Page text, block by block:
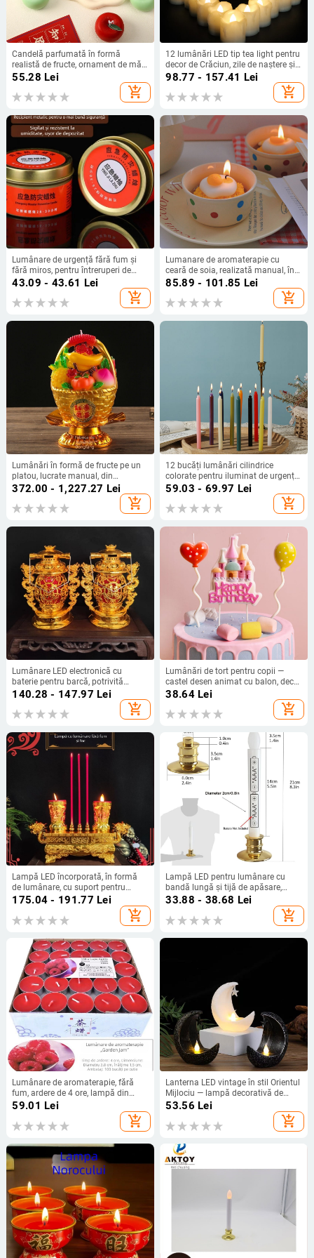
Candelă parfumată în formă
realistă de fructe, ornament de măr
roșu, cadou pentru ziua de naștere
55.28 Lei
add_shopping_cart
12 lumânări LED tip tea light pentru
decor de Crăciun, zile de naștere și
nuntă (din plastic, baterie CR2450)
98.77 - 157.41 Lei
add_shopping_cart
Lumânare de urgență fără fum și
fără miros, pentru întreruperi de
curent, durată îndelungată, uz
43.09 - 43.61 Lei
add_shopping_cart
Lumanare de aromaterapie cu
ceară de soia, realizată manual, în
formă de floare, cadou cu temă
tăiței de ou pentru ziua de naștere
85.89 - 101.85 Lei
add_shopping_cart
Lumânări în formă de fructe pe un
platou, lucrate manual, din
parafină, lumânări religioase
372.00 - 1,227.27 Lei
add_shopping_cart
12 bucăți lumânări cilindrice
colorate pentru iluminat de urgență
acasă în timpul întreruperilor de
59.03 - 69.97 Lei
add_shopping_cart
Lumânare LED electronică cu
baterie pentru barcă, potrivită
pentru casa nouă și nunți, lanternă
lanternă pentru cal, durabilă
140.28 - 147.97 Lei
add_shopping_cart
Lumânări de tort pentru copii —
castel desen animat cu balon, decor
pentru petrecere
38.64Lei
add_shopping_cart
Lampă LED încorporată, în formă
de lumânare, cu suport pentru
tămâie, balansată, alimentare la
priză sau baterie, lampă budistă
pentru casă
175.04 - 191.77 Lei
add_shopping_cart
Lampă LED pentru lumânare cu
bandă lungă și tijă de apăsare,
lumânare cilindrică decor pentru
33.88 - 38.68 Lei
add_shopping_cart
Lumânare de aromaterapie, fără
fum, ardere de 4 ore, lampă din
parafină în formă de cupă
59.01 Lei
add_shopping_cart
Lanterna LED vintage în stil Orientul
Mijlociu — lampă decorativă de
ambient, suport de lumânare
electronic pe masă, cu stea și lună
53.56 Lei
add_shopping_cart